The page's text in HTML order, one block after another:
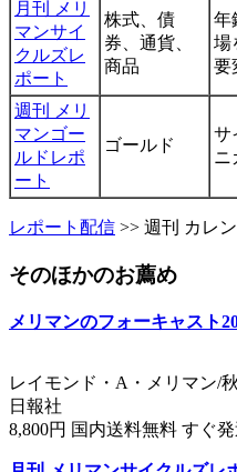
月刊 メリ
マンサイ
クルズレ
ポート
株式、債
券、通貨、
商品
年
場
要
週刊 メリ
マンゴー
ルドレポ
ート
ゴールド
サ
ニ
レポート配信 >> 週刊 カレ
そのほかのお薦め
メリマンのフォーキャスト
レイモンド・A・メリマン/
日報社
8,800円 国内送料無料 すぐ